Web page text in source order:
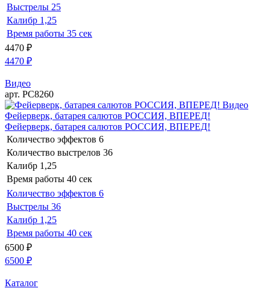
Выстрелы 25
Калибр 1,25
Время работы 35 сек
4470 ₽
4470 ₽
Видео
арт. РС8260
Видео
Фейерверк, батарея салютов РОССИЯ, ВПЕРЕД!
Фейерверк, батарея салютов РОССИЯ, ВПЕРЕД!
Количество эффектов 6
Количество выстрелов 36
Калибр 1,25
Время работы 40 сек
Количество эффектов 6
Выстрелы 36
Калибр 1,25
Время работы 40 сек
6500 ₽
6500 ₽
Каталог